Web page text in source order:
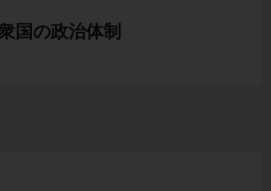
国の政治体制